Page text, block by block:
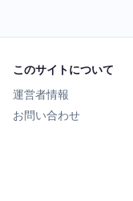
このサイトについて
運営者情報
お問い合わせ